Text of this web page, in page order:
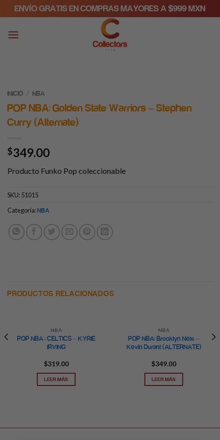
to
content
ENVÍO GRATIS EN COMPRAS MAYORES A $999 MXN
INICIO / NBA
POP NBA: Golden State Warriors – Stephen
Curry (Alternate)
$349.00
Producto Funko Pop coleccionable
SKU:51015
Categoría:NBA
PRODUCTOS RELACIONADOS
NBA
POP NBA : CELTICS – KYRIE
IRVING
$319.00
LEER MÁS
NBA
POP NBA: Brooklyn Nets –
Kevin Durant (ALTERNATE)
$349.00
LEER MÁS